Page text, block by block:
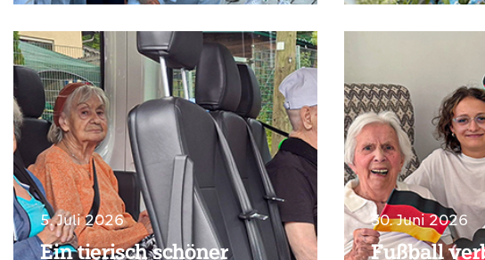
5. Juli 2026
Ein tierisch schöner
30. Juni 2026
Fußball